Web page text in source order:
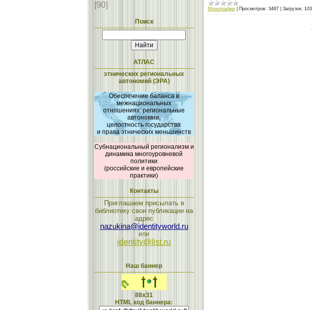
[90]
Поиск
АТЛАС
этнических региональных
автономий (ЭРА)
Обеспечение баланса в
межнациональных
отношениях: региональные
автономии,
целостность государства
и права этнических меньшинств
Субнациональный регионализм и
динамика многоуровневой
политики
(российские и европейские
практики)
Контакты
Приглашаем присылать в
библиотеку свои публикации на
адрес
nazukina@identityworld.ru
или
identity@list.ru
Наш баннер
88x31
HTML код баннера:
Монографии| Просмотров: 3487| Загрузок: